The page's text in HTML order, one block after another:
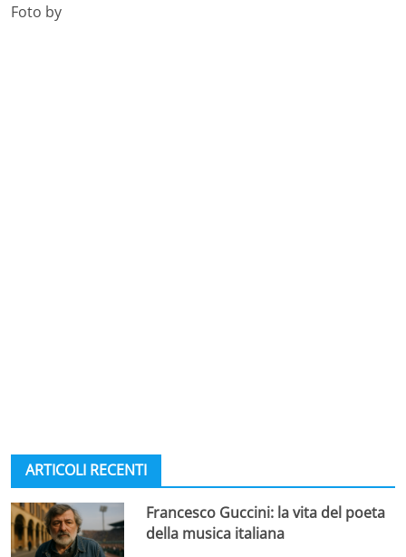
Foto by
ARTICOLI RECENTI
Francesco Guccini: la vita del poeta
della musica italiana